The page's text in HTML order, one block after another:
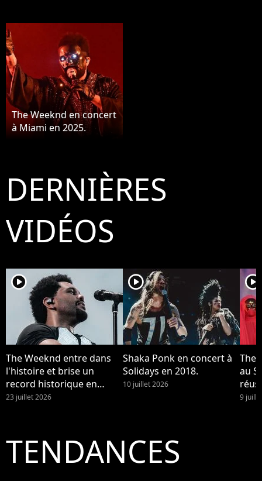
The Weeknd en concert
à Miami en 2025.
DERNIÈRES
VIDÉOS
player2
The Weeknd entre dans
l'histoire et brise un
record historique en
France
23 juillet 2026
player2
Shaka Ponk en concert à
Solidays en 2018.
10 juillet 2026
player2
The
au
9
TENDANCES